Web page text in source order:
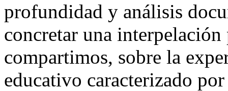
profundidad y análisis
concretar una
compartimos, sobre la
educativo caracterizado